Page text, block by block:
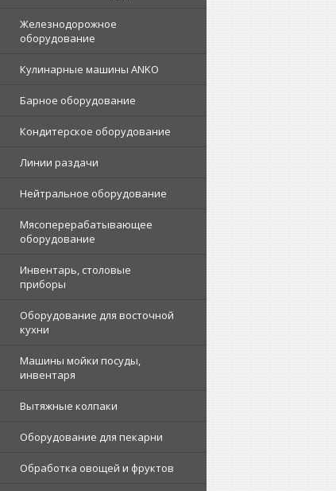
Железнодорожное
оборудование
Кулинарные машины ANKO
Барное оборудование
Кондитерское оборудование
Линии раздачи
Нейтральное оборудование
Мясоперерабатывающее
оборудование
Инвентарь, столовые
приборы
Оборудование для восточной
кухни
Машины мойки посуды,
инвентаря
Вытяжные колпаки
Оборудование для пекарни
Обработка овощей и фруктов